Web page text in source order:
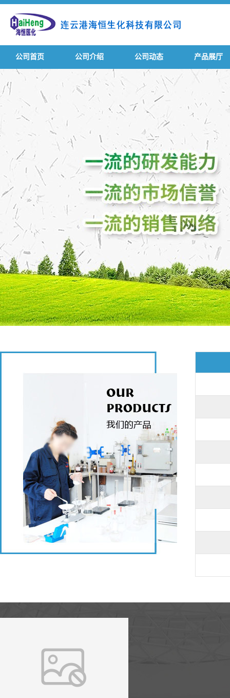
公司首页 公司介绍 公司动态 产品展厅